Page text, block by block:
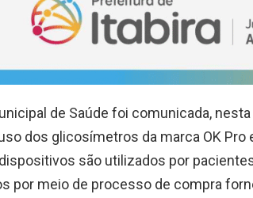
de Saúde foi comunicada,
dos glicosímetros da marca OK
são utilizados por
por meio de processo de compra